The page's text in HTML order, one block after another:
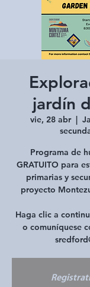
jardín
vie, 28 abr
  |
Programa de
GRATUITO para
primarias y
proyecto
Haga clic a
o comuníquese